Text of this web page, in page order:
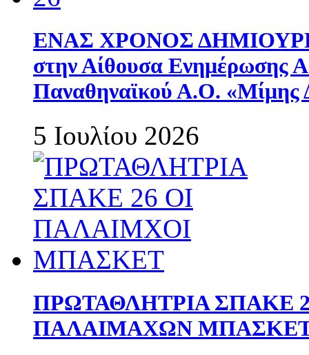
ΕΝΑΣ ΧΡΟΝΟΣ
στην Αίθουσα Ενημέρωσης
Παναθηναϊκού Α.Ο. «Μίμης
5 Ιουλίου 2026
ΠΡΩΤΑΘΛΗΤΡΙΑ ΣΠΑΚΕ
ΠΑΛΑΙΜΑΧΩΝ